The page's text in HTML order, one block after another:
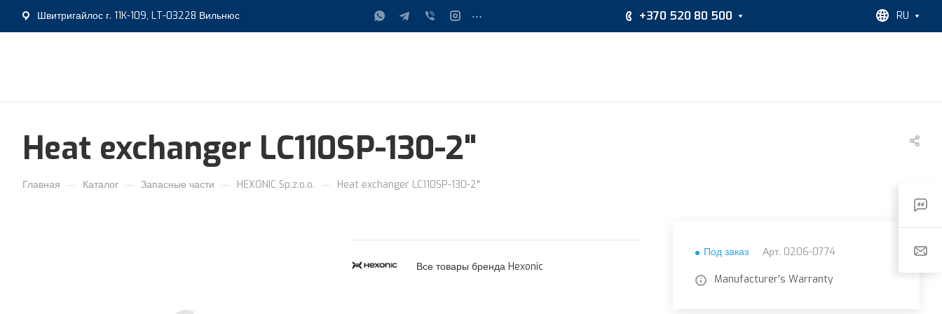
Швитригайлос г. 11K-109, LT-03228 Вильнюс ... +370 520 80 500 RU
Heat exchanger LC110SP-130-2"
Главная — Каталог — Запасные части — HEXONIC Sp.z.o.o. — Heat exchanger LC110SP-130-2"
Под заказ Арт. 0206-0774
Manufacturer's Warranty
Все товары бренда Hexonic